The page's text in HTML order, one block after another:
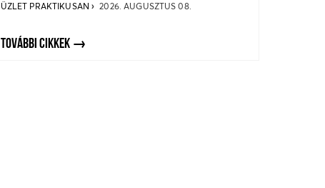
ÜZLET PRAKTIKUSAN 2026. AUGUSZTUS 08.
TOVÁBBI CIKKEK